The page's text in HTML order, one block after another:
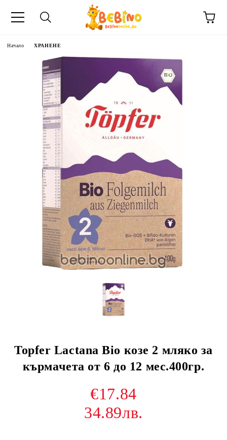
Начало ХРАНЕНЕ
Topfer Lactana Bio козе 2 мляко за
кърмачета от 6 до 12 мес.400гр.
€17.84
34.89лв.